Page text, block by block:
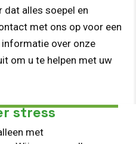
dat alles soepel en
met ons op voor een
over onze
om u te helpen met uw
stress
met